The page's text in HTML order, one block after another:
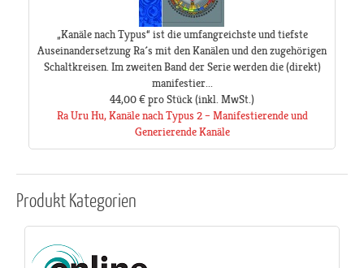
„Kanäle nach Typus“ ist die umfangreichste und tiefste
Auseinandersetzung Ra´s mit den Kanälen und den zugehörigen
Schaltkreisen. Im zweiten Band der Serie werden die (direkt)
manifestier...
44,00 €pro Stück(inkl. MwSt.)
Ra Uru Hu, Kanäle nach Typus 2 – Manifestierende und
Generierende Kanäle
ProduktKategorien